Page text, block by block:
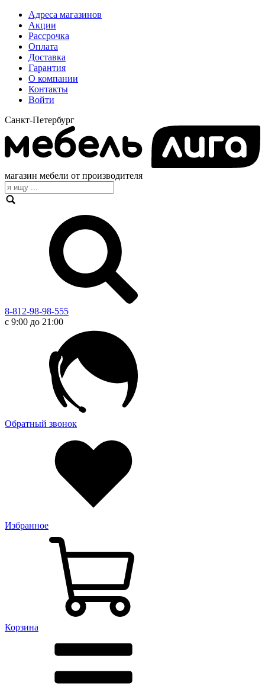
Адреса магазинов
Акции
Рассрочка
Оплата
Доставка
Гарантия
О компании
Контакты
Войти
Санкт-Петербург
магазин мебели от производителя
8-812-98-98-555
с 9:00 до 21:00
Обратный звонок
Избранное
Корзина